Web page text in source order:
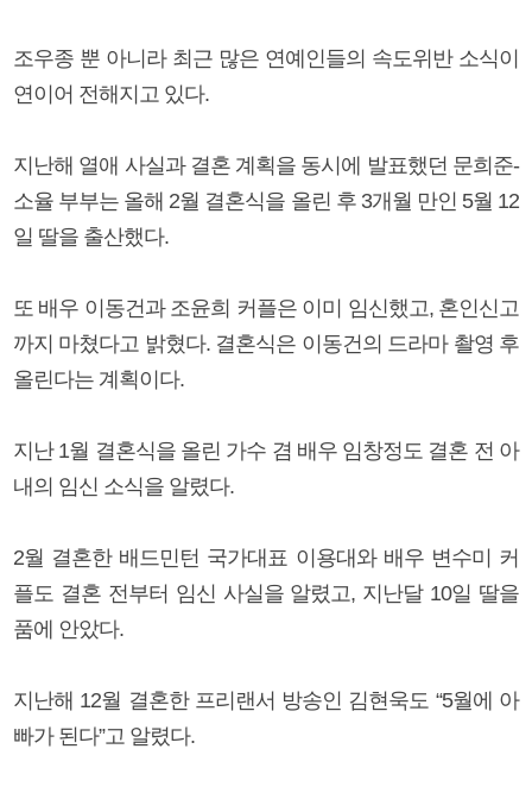
조우종 뿐 아니라 최근 많은 연예인들의 속도위반 소식이
연이어 전해지고 있다.
지난해 열애 사실과 결혼 계획을 동시에 발표했던 문희준-
소율 부부는 올해 2월 결혼식을 올린 후 3개월 만인 5월 12
일 딸을 출산했다.
또 배우 이동건과 조윤희 커플은 이미 임신했고, 혼인신고
까지 마쳤다고 밝혔다. 결혼식은 이동건의 드라마 촬영 후
올린다는 계획이다.
지난 1월 결혼식을 올린 가수 겸 배우 임창정도 결혼 전 아
내의 임신 소식을 알렸다.
2월 결혼한 배드민턴 국가대표 이용대와 배우 변수미 커
플도 결혼 전부터 임신 사실을 알렸고, 지난달 10일 딸을
품에 안았다.
지난해 12월 결혼한 프리랜서 방송인 김현욱도 “5월에 아
빠가 된다”고 알렸다.